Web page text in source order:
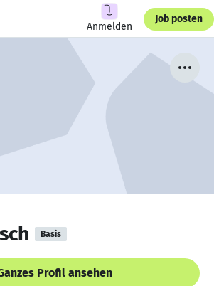
Anmelden
Job posten
Basis
Profil ansehen